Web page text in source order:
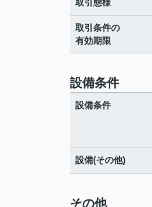
取引態様
取引条件の
有効期限
設備条件
設備条件
設備(その他)
その他